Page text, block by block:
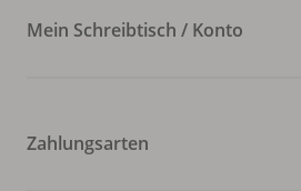
Mein Schreibtisch / Konto
Zahlungsarten